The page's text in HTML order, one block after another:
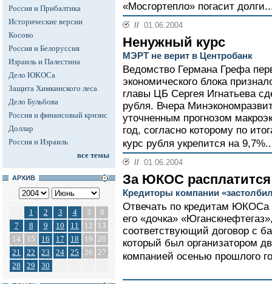
Россия и Прибалтика
Исторические версии
Косово
Россия и Белоруссия
Израиль и Палестина
Дело ЮКОСа
Защита Химкинского леса
Дело Бульбова
Россия и финансовый кризис
Доллар
Россия и Израиль
все темы
АРХИВ
1 2 3 4 5
6
7
8 9 10 11 12
13
14
15 16 17 18 19 20
21
22 23 24 25 26 27
28
29 30
«Мосгортепло» погасит
// 01.06.2004
Ненужный курс
МЭРТ не верит в Центробанк
Ведомство Германа Грефа
экономического блока
главы ЦБ Сергея Игнатьева
рубля. Вчера
уточненным прогнозом
год, согласно которому по
курс рубля укрепится на
// 01.06.2004
За ЮКОС расплатится
Кредиторы компании
Отвечать по кредитам
его «дочка»
соответствующий договор с
который был организатором
компанией осенью прошлого